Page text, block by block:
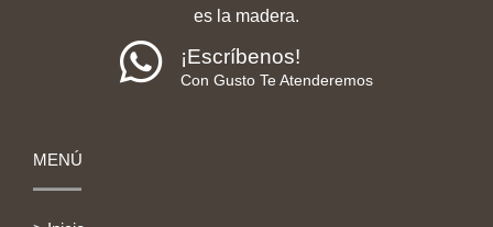
es la madera.
¡Escríbenos!
Con Gusto Te Atenderemos
MENÚ